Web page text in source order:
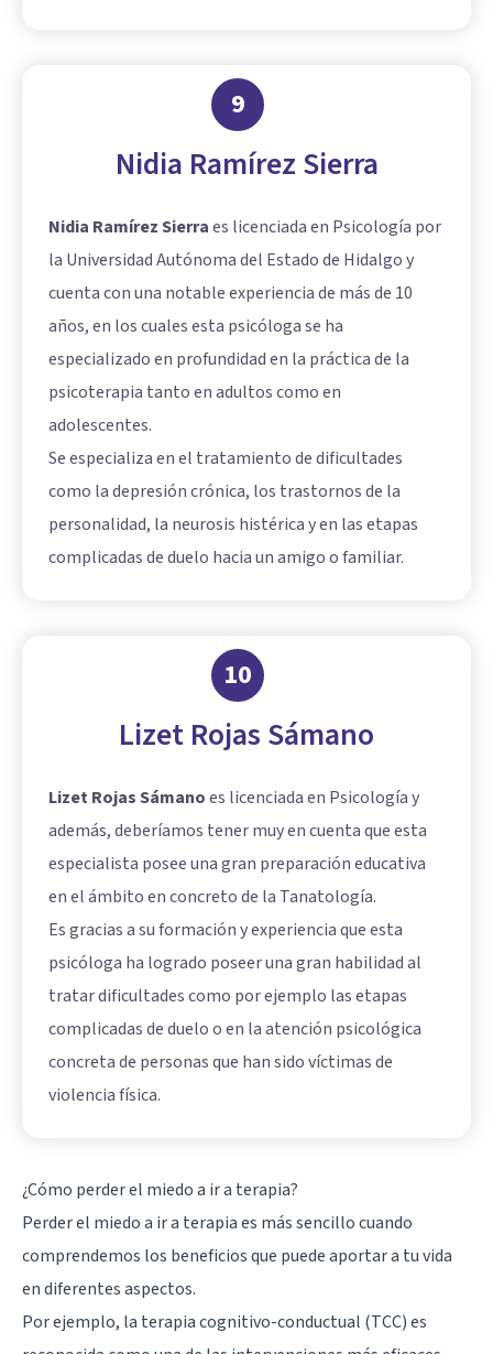
9
Nidia Ramírez Sierra
Nidia Ramírez Sierraes licenciada en Psicología por
la Universidad Autónoma del Estado de Hidalgo y
cuenta con una notable experiencia de más de 10
años, en los cuales esta psicóloga se ha
especializado en profundidad en la práctica de la
psicoterapia tanto en adultos como en
adolescentes.
Se especializa en el tratamiento de dificultades
como la depresión crónica, los trastornos de la
personalidad, la neurosis histérica y en las etapas
complicadas de duelo hacia un amigo o familiar.
10
Lizet Rojas Sámano
Lizet Rojas Sámanoes licenciada en Psicología y
además, deberíamos tener muy en cuenta que esta
especialista posee una gran preparación educativa
en el ámbito en concreto de la Tanatología.
Es gracias a su formación y experiencia que esta
psicóloga ha logrado poseer una gran habilidad al
tratar dificultades como por ejemplo las etapas
complicadas de duelo o en la atención psicológica
concreta de personas que han sido víctimas de
violencia física.
¿Cómo perder el miedo a ir a terapia?
Perder el miedo a ir a terapia es más sencillo cuando
comprendemos los beneficios que puede aportar a tu vida
en diferentes aspectos.
Por ejemplo, la terapia cognitivo-conductual (TCC) es